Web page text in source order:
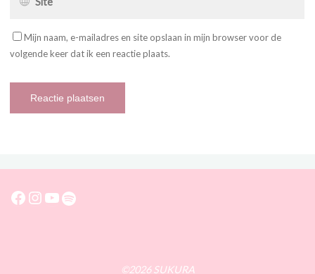
Mijn naam, e-mailadres en site opslaan in mijn browser voor de
volgende keer dat ik een reactie plaats.
Facebook
Instagram
YouTube
Spotify
©2026 SUKURA